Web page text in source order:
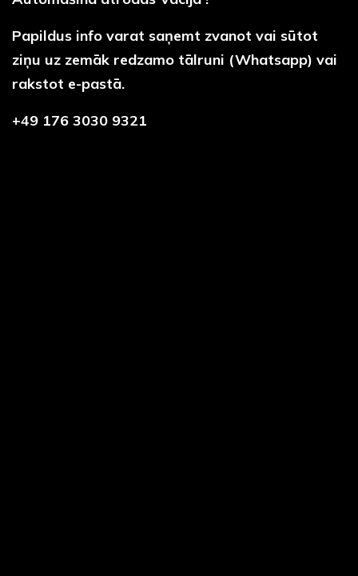
Papildus info varat saņemt zvanot vai sūtot
ziņu uz zemāk redzamo tālruni (Whatsapp) vai
rakstot e-pastā.
+49 176 3030 9321